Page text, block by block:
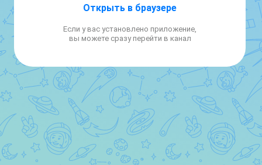
Открыть в браузере
Если у вас установлено приложение,
вы можете сразу перейти в канал